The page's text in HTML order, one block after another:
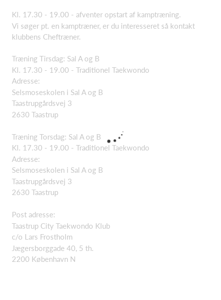
Kl. 17.30 - 19.00 - afventer opstart af kamptræning.
Vi søger pt. en kamptræner, er du interesseret så kontakt
klubbens Cheftræner.
Træning Tirsdag: Sal A og B
Kl. 17.30 - 19.00 - Traditionel Taekwondo
Adresse:
Selsmoseskolen i Sal A og B
Taastrupgårdsvej 3
2630 Taastrup
Træning Torsdag: Sal A og B
Kl. 17.30 - 19.00 - Traditionel Taekwondo
Adresse:
Selsmoseskolen i Sal A og B
Taastrupgårdsvej 3
2630 Taastrup
Post adresse:
Taastrup City Taekwondo Klub
c/o Lars Frostholm
Jægersborggade 40, 5 th.
2200 København N